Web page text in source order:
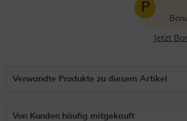
P
Jetzt
Verwandte Produkte zu diesem Artikel
Von Kunden häufig mitgekauft